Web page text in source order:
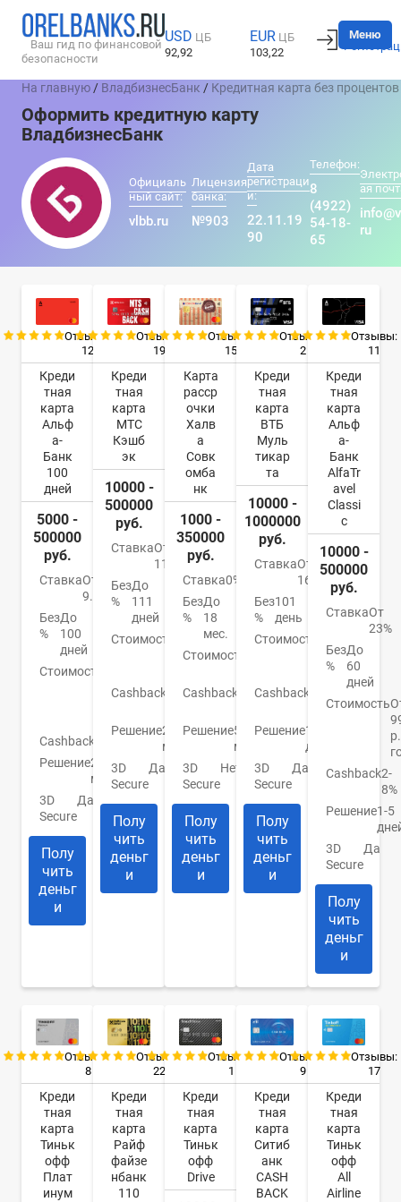
Ваш гид по финансовой
безопасности
USD ЦБ
92,92
EUR ЦБ
103,22
Вход
Меню
На главную / ВладбизнесБанк / Кредитная карта без процентов
Оформить кредитную карту
ВладбизнесБанк
Официаль
ный сайт:
vlbb.ru
Лицензия
банка:
№903
Дата
регистраци
и:
22.11.19
90
Телефон:
8
(4922)
54-18-
65
ая
ru
Отзывы:
12
Креди
тная
карта
Альф
а-
Банк
100
дней
5000 -
500000
руб.
СтавкаОт
9.9%
Без
%
До
100
дней
Стоимость
590
Cashback
Решение2
мин.
3D
Secure
Да
Полу
чить
деньг
и
Отзывы:
19
Креди
тная
карта
МТС
Кэшб
эк
10000 -
500000
руб.
СтавкаОт
11,9%
Без
%
До
111
дней
Стоимость
Cashback
Решение2
мин.
3D
Secure
Да
Полу
чить
деньг
и
Отзывы:
15
Карта
расср
очки
Халв
а
Совк
омба
нк
1000 -
350000
руб.
Ставка0%
Без
%
До
18
мес.
Стоимость
Cashback
До
Решение5
мин.
3D
Secure
Нет
Полу
чить
деньг
и
Отзывы:
2
Креди
тная
карта
ВТБ
Муль
тикар
та
10000 -
1000000
руб.
СтавкаОт
16%
Без
%
101
день
Стоимость
руб.
Cashback
Решение1
день
3D
Secure
Да
Полу
чить
деньг
и
Отзывы:
11
Креди
тная
карта
Альф
а-
Банк
AlfaTr
avel
Classi
c
10000 -
500000
руб.
СтавкаОт
23%
Без
%
До
60
дней
Стоимость
Cashback2-
8%
Решение1-5
3D
Secure
Да
Полу
чить
деньг
и
Отзывы:
8
Креди
тная
карта
Тиньк
офф
Плат
инум
Отзывы:
22
Креди
тная
карта
Райф
файзе
нбанк
110
Отзывы:
1
Креди
тная
карта
Тиньк
офф
Drive
Отзывы:
9
Креди
тная
карта
Ситиб
анк
CASH
BACK
Отзывы:
17
Креди
тная
карта
Тиньк
офф
All
Airline